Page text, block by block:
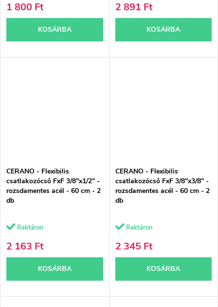
1 800 Ft
KOSÁRBA
2 891 Ft
KOSÁRBA
CERANO - Flexibilis
csatlakozócső FxF 3/8"x1/2" -
rozsdamentes acél - 60 cm - 2
db
Raktáron
2 163 Ft
KOSÁRBA
CERANO - Flexibilis
csatlakozócső FxF 3/8"x3/8" -
rozsdamentes acél - 60 cm - 2
db
Raktáron
2 345 Ft
KOSÁRBA